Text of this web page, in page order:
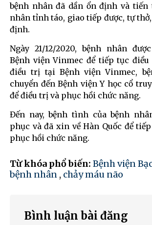
bệnh nhân đã dần ổn định và tiến
nhân tỉnh táo, giao tiếp được, tự
định.
Ngày 21/12/2020, bệnh nhân
Bệnh viện Vinmec để tiếp tục
điều trị tại Bệnh viện Vinmec,
chuyển đến Bệnh viện Y học cổ
để điều trị và phục hồi chức năng.
Đến nay, bệnh tình của bệnh
phục và đã xin về Hàn Quốc để
phục hồi chức năng.
Từ khóa phổ biến: Bệnh viện
bệnh nhân , chảy máu não
Bình luận bài đăng